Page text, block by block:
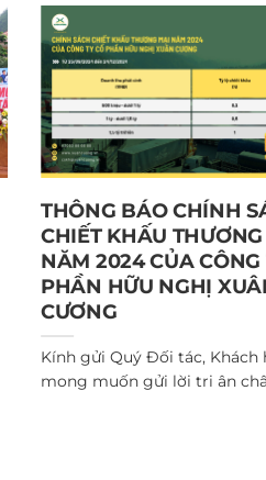
THÔNG BÁO CHÍNH
CHIẾT KHẤU
NĂM 2024 CỦA CÔNG
PHẦN HỮU NGHỊ
CƯƠNG
Kính gửi Quý Đối tác, Khách
mong muốn gửi lời tri ân